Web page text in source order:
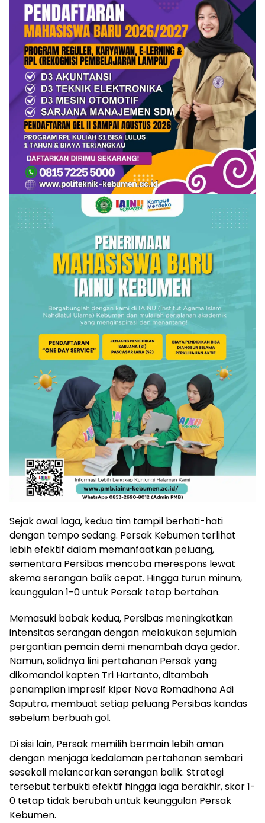
Sejak awal laga, kedua tim tampil berhati-hati
dengan tempo sedang. Persak Kebumen terlihat
lebih efektif dalam memanfaatkan peluang,
sementara Persibas mencoba merespons lewat
skema serangan balik cepat. Hingga turun minum,
keunggulan 1-0 untuk Persak tetap bertahan.
Memasuki babak kedua, Persibas meningkatkan
intensitas serangan dengan melakukan sejumlah
pergantian pemain demi menambah daya gedor.
Namun, solidnya lini pertahanan Persak yang
dikomandoi kapten Tri Hartanto, ditambah
penampilan impresif kiper Nova Romadhona Adi
Saputra, membuat setiap peluang Persibas kandas
sebelum berbuah gol.
Di sisi lain, Persak memilih bermain lebih aman
dengan menjaga kedalaman pertahanan sembari
sesekali melancarkan serangan balik. Strategi
tersebut terbukti efektif hingga laga berakhir, skor 1-
0 tetap tidak berubah untuk keunggulan Persak
Kebumen.